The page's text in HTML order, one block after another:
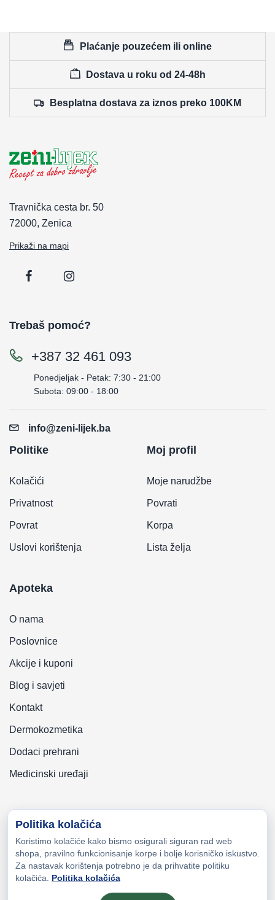
Plaćanje pouzećem ili online
Dostava u roku od 24-48h
Besplatna dostava za iznos preko 100KM
Travnička cesta br. 50
72000, Zenica
Prikaži na mapi
Trebaš pomoć?
+387 32 461 093
Ponedjeljak - Petak: 7:30 - 21:00
Subota: 09:00 - 18:00
info@zeni-lijek.ba
Politike
Kolačići
Privatnost
Povrat
Uslovi korištenja
Moj profil
Moje narudžbe
Povrati
Korpa
Lista želja
Apoteka
O nama
Poslovnice
Akcije i kuponi
Blog i savjeti
Kontakt
Dermokozmetika
Dodaci prehrani
Medicinski uređaji
Copyright © 2026 Zeni-Lijek Apoteka. Sva prava zadržana
Politika kolačića
Koristimo kolačiće kako bismo osigurali siguran rad web
shopa, pravilno funkcionisanje korpe i bolje korisničko iskustvo.
Za nastavak korištenja potrebno je da prihvatite politiku
kolačića. Politika kolačića